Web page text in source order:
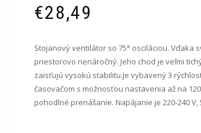
€28,49
Stojanový ventilátor so 75° osciláciou. Vďaka
priestorovo nenáročný. Jeho chod je veľmi
zaisťujú vysokú stabilitu.Je vybavený 3
časovačom s možnosťou nastavenia až na
pohodlné prenášanie. Napájanie je 220-240 V,